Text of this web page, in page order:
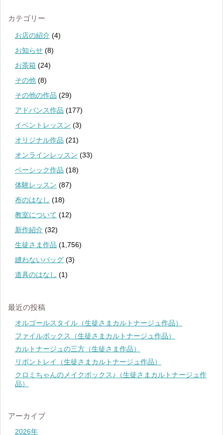
カテゴリー
お店の紹介 (4)
お知らせ (8)
お茶箱 (24)
その他 (8)
その他の作品 (29)
アドバンス作品 (177)
イベントレッスン (3)
オリジナル作品 (21)
オンラインレッスン (33)
ベーシック作品 (18)
体験レッスン (87)
布のはなし (18)
教室について (12)
新作紹介 (32)
生徒さま作品 (1,756)
縫わないバッグ (3)
道具のはなし (1)
最近の投稿
オルゴールスタイル（生徒さまカルトナージュ作品）
ファイルボックス（生徒さまカルトナージュ作品）
カルトナージュの三方（生徒さま作品）
リボントレイ（生徒さまカルトナージュ作品）
クロミちゃんのメイクボックス♪（生徒さまカルトナージュ作
品）
アーカイブ
2026年